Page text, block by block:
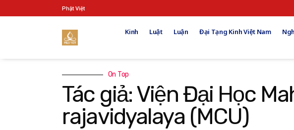
Phật Việt
Kinh Luật Luận Đại Tạng Kinh Việt Nam
On Top
Tác giả: Viện Đại Học
rajavidyalaya (MCU)